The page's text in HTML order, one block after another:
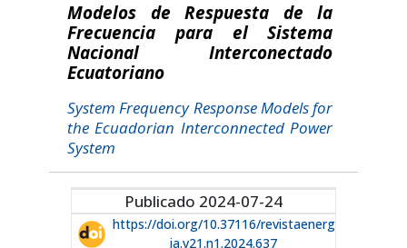
Modelos de Respuesta de la
Frecuencia para el Sistema
Nacional Interconectado
Ecuatoriano
System Frequency Response Models for
the Ecuadorian Interconnected Power
System
Publicado 2024-07-24
https://doi.org/10.37116/revistaenerg
ia.v21.n1.2024.637